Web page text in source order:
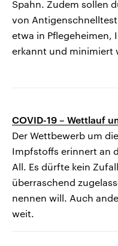
Spahn. Zudem sollen
von
etwa in Pflegeheimen,
erkannt und minimiert
COVID-19 – Wettlauf
Der Wettbewerb um
Impfstoffs erinnert an
All. Es dürfte kein
überraschend
nennen will. Auch
weit.